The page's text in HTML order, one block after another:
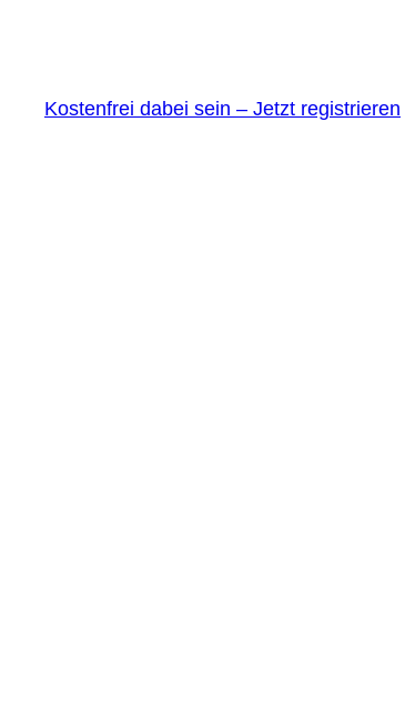
Kostenfrei dabei sein – Jetzt registrieren